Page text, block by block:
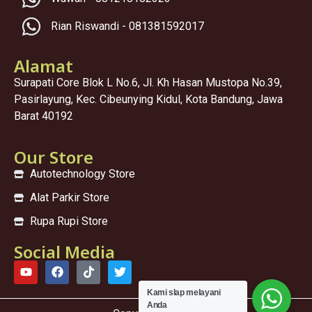
Rian Riswandi - 081381592017
Alamat
Surapati Core Blok L No.6, Jl. Kh Hasan Mustopa No.39,
Pasirlayung, Kec. Cibeunying Kidul, Kota Bandung, Jawa
Barat 40192
Our Store
Autotechnology Store
Alat Parkir Store
Rupa Rupi Store
Social Media
Kami sIap melayani
Anda